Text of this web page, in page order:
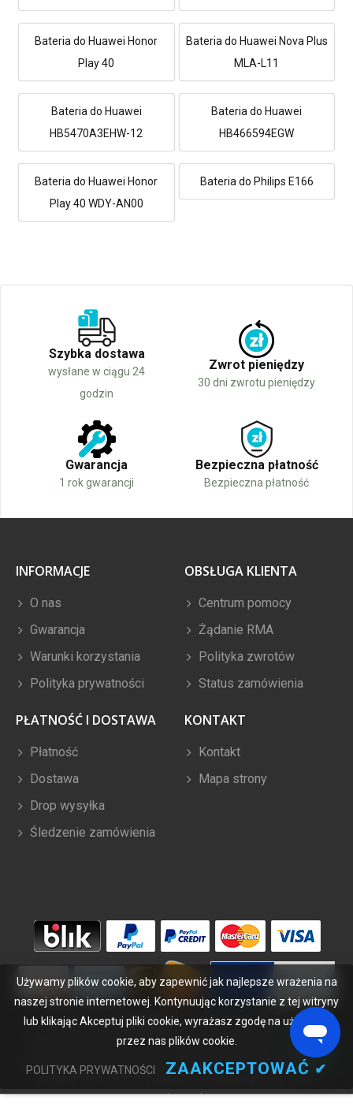
Bateria do Huawei Honor
Play 40
Bateria do Huawei Nova Plus
MLA-L11
Bateria do Huawei
HB5470A3EHW-12
Bateria do Huawei
HB466594EGW
Bateria do Huawei Honor
Play 40 WDY-AN00
Bateria do Philips E166
Szybka dostawa
wysłane w ciągu 24
godzin
Zwrot pieniędzy
30 dni zwrotu pieniędzy
Gwarancja
1 rok gwarancji
Bezpieczna płatność
Bezpieczna płatność
INFORMACJE
O nas
Gwarancja
Warunki korzystania
Polityka prywatności
OBSŁUGA KLIENTA
Centrum pomocy
Żądanie RMA
Polityka zwrotów
Status zamówienia
PŁATNOŚĆ I DOSTAWA
Płatność
Dostawa
Drop wysyłka
Śledzenie zamówienia
KONTAKT
Kontakt
Mapa strony
Copyright ©2026 bateriabuy.pl. Wszelkie prawa zastrzeżone.
Wyznaczone znaki handlowe i marki są własnością ich właścicieli.
BateriaBuy.pl nie jest powiązany z żadnymi markami OEM. Wszystkie
produkty na tej stronie są ogólnymi, nieoryginalnymi częściami
zamiennymi.
Używamy plików cookie, aby zapewnić jak najlepsze wrażenia na
naszej stronie internetowej. Kontynuując korzystanie z tej witryny
lub klikając Akceptuj pliki cookie, wyrażasz zgodę na używanie
przez nas plików cookie.
POLITYKA PRYWATNOŚCI ZAAKCEPTOWAĆ ✔